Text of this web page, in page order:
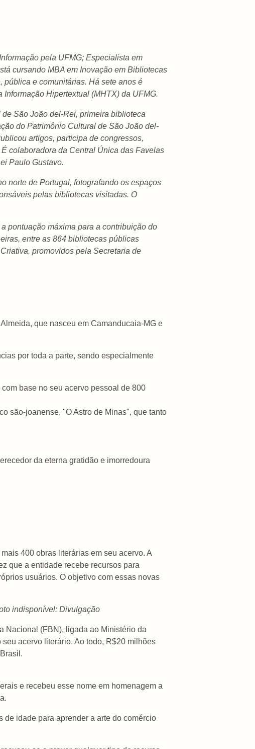
pela UFMG; Especialista em
cursando MBA em Inovação em Bibliotecas
e comunitárias. Há sete anos é
Hipertextual (MHTX) da UFMG.
São João del-Rei, primeira biblioteca
do Patrimônio Cultural de São João del-
artigos, participa de congressos,
colaboradora da Central Única das Favelas
Paulo Gustavo.
norte de Portugal, fotografando os espaços
pelas bibliotecas visitadas. O
pontuação máxima para a contribuição do
entre as 864 bibliotecas públicas
promovidos pela Secretaria de
que nasceu em Camanducaia-MG e
por toda a parte, sendo especialmente
base no seu acervo pessoal de 800
são-joanense, "O Astro de Minas", que tanto
da eterna gratidão e imorredoura
400 obras literárias em seu acervo. A
que a entidade recebe recursos para
usuários. O objetivo com essas novas
indisponível: Divulgação
Nacional (FBN), ligada ao Ministério da
acervo literário. Ao todo, R$20 milhões
e recebeu esse nome em homenagem a
de idade para aprender a arte do comércio